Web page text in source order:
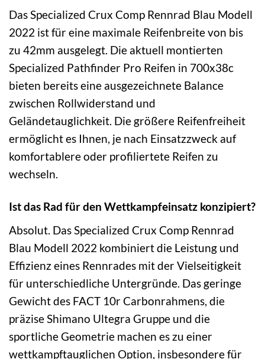
Das Specialized Crux Comp Rennrad Blau Modell
2022 ist für eine maximale Reifenbreite von bis
zu 42mm ausgelegt. Die aktuell montierten
Specialized Pathfinder Pro Reifen in 700x38c
bieten bereits eine ausgezeichnete Balance
zwischen Rollwiderstand und
Geländetauglichkeit. Die größere Reifenfreiheit
ermöglicht es Ihnen, je nach Einsatzzweck auf
komfortablere oder profiliertete Reifen zu
wechseln.
Ist das Rad für den Wettkampfeinsatz konzipiert?
Absolut. Das Specialized Crux Comp Rennrad
Blau Modell 2022 kombiniert die Leistung und
Effizienz eines Rennrades mit der Vielseitigkeit
für unterschiedliche Untergründe. Das geringe
Gewicht des FACT 10r Carbonrahmens, die
präzise Shimano Ultegra Gruppe und die
sportliche Geometrie machen es zu einer
wettkampftauglichen Option, insbesondere für